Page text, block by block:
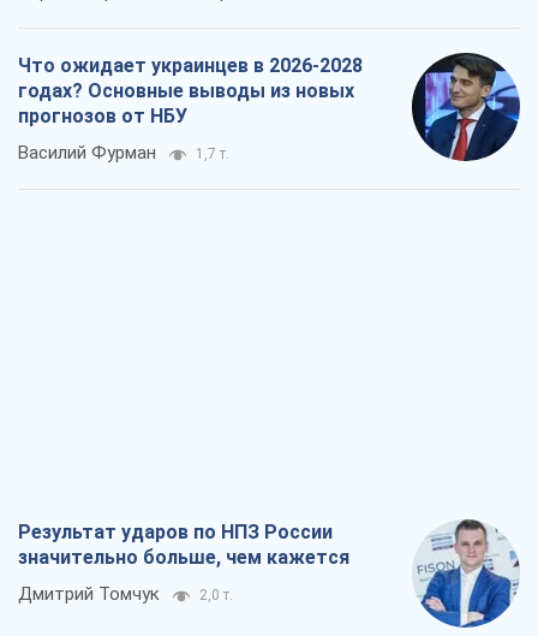
Что ожидает украинцев в 2026-2028
годах? Основные выводы из новых
прогнозов от НБУ
Василий Фурман 1,7 т.
Результат ударов по НПЗ России
значительно больше, чем кажется
Дмитрий Томчук 2,0 т.